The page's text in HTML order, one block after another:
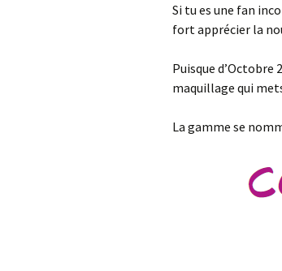
Bien être de nos
compagnons sur
Si tu es une fan
fort apprécier la
Puisque d’Octobre
maquillage qui
La gamme se